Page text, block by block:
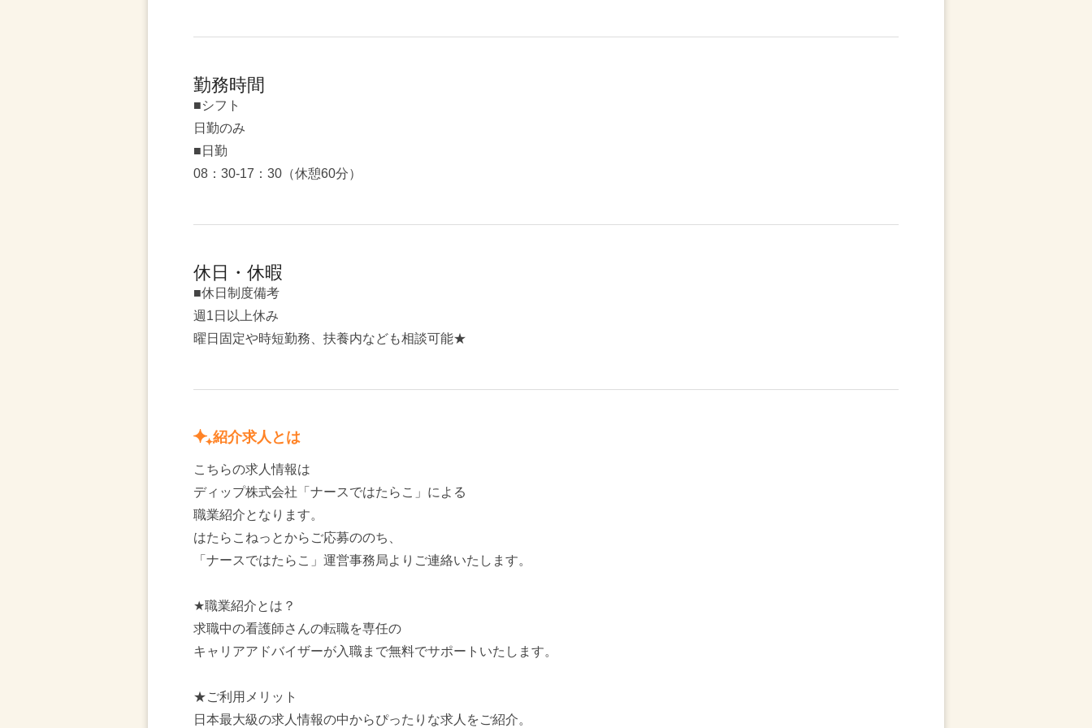
勤務時間
■シフト
日勤のみ
■日勤
08：30-17：30（休憩60分）
休日・休暇
■休日制度備考
週1日以上休み
曜日固定や時短勤務、扶養内なども相談可能★
紹介求人とは
こちらの求人情報は
ディップ株式会社「ナースではたらこ」による
職業紹介となります。
はたらこねっとからご応募ののち、
「ナースではたらこ」運営事務局よりご連絡いたします。
★職業紹介とは？
求職中の看護師さんの転職を専任の
キャリアアドバイザーが入職まで無料でサポートいたします。
★ご利用メリット
日本最大級の求人情報の中からぴったりな求人をご紹介。